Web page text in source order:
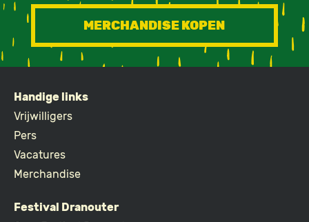
MERCHANDISE KOPEN
FOOTER
Handige links
Vrijwilligers
Pers
Vacatures
Merchandise
Festival Dranouter